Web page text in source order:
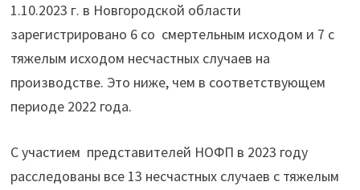
1.10.2023 г. в Новгородской области
зарегистрировано 6 со смертельным исходом и 7 с
тяжелым исходом несчастных случаев на
производстве. Это ниже, чем в соответствующем
периоде 2022 года.
С участием представителей НОФП в 2023 году
расследованы все 13 несчастных случаев с тяжелым